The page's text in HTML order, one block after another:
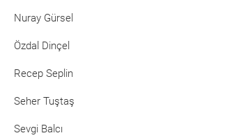
Nuray Gürsel
Özdal Dinçel
Recep Seplin
Seher Tuştaş
Sevgi Balcı